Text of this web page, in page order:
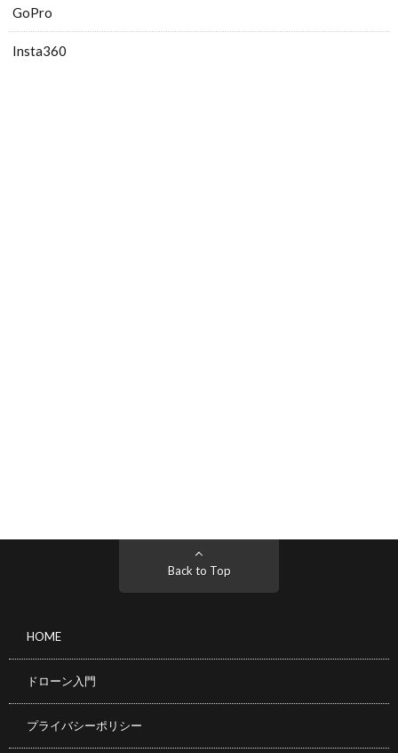
GoPro
Insta360
Back to Top
HOME
ドローン入門
プライバシーポリシー